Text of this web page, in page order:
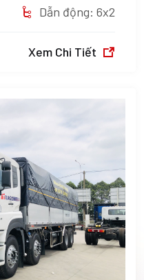
Dẫn động: 6x2
Xem Chi Tiết